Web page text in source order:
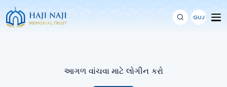
GUJ
આગળ વાંચવા માટે લોગીન કરો